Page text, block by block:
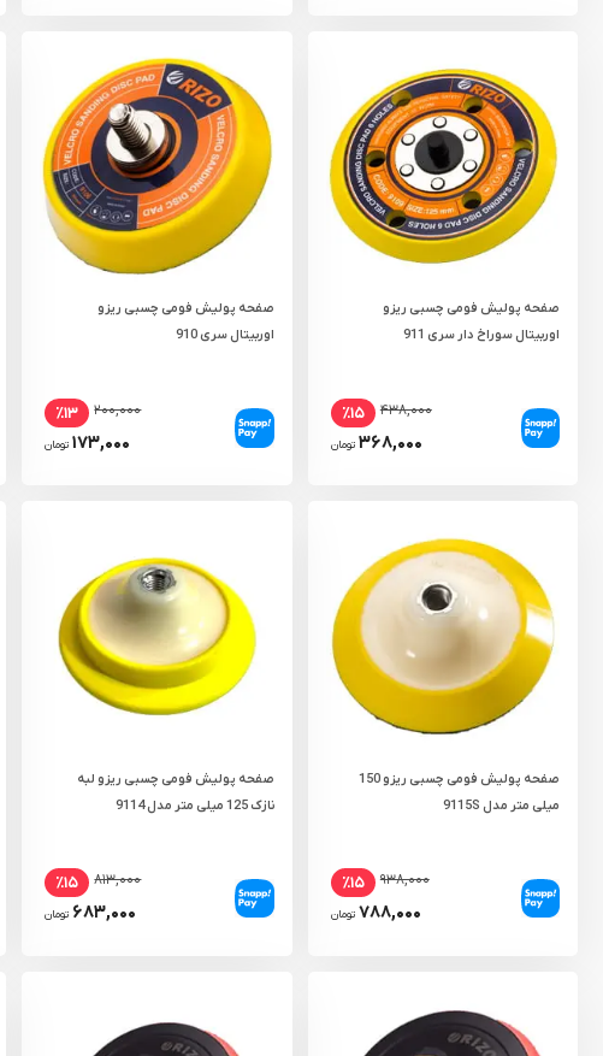
صفحه پولیش فومی چسبی ریزو
اوربیتال سوراخ دار سری 911
۴۳۸,۰۰۰ ٪۱۵
۳۶۸,۰۰۰ تومان
صفحه پولیش فومی چسبی ریزو
اوربیتال سری 910
۲۰۰,۰۰۰ ٪۱۳
۱۷۳,۰۰۰ تومان
صفحه پولیش فومی چسبی ریزو 150
میلی‌ متر مدل 9115S
۹۳۸,۰۰۰ ٪۱۵
۷۸۸,۰۰۰ تومان
صفحه پولیش فومی چسبی ریزو لبه
نازک 125 میلی‌ متر مدل 9114
۸۱۳,۰۰۰ ٪۱۵
۶۸۳,۰۰۰ تومان